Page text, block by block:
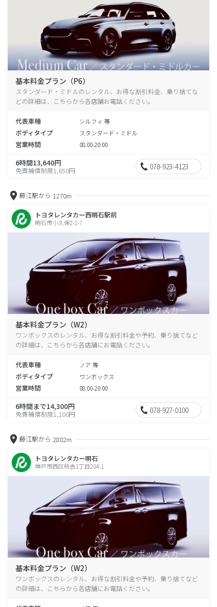
基本料金プラン（P6）
スタンダード・ミドルのレンタル、お得な割引料金、乗り捨てな
どの詳細は、こちらから各店舗お電話ください。
代表車種 シルフィ 等
ボディタイプ スタンダード・ミドル
営業時間 08:00-20:00
6時間13,640円
免責補償制度1,650円 078-923-4123
藤江駅から 1270m
トヨタレンタカー西明石駅前
明石市小久保2-2-7
基本料金プラン（W2）
ワンボックスのレンタル、お得な割引料金や予約、乗り捨てなど
の詳細は、こちらから各店舗にお電話ください。
代表車種 ノア 等
ボディタイプ ワンボックス
営業時間 08:00-20:00
6時間まで14,300円
免責補償制度1,100円 078-927-0100
藤江駅から 2802m
トヨタレンタカー明石
神戸市西区枝吉1丁目204-1
基本料金プラン（W2）
ワンボックスのレンタル、お得な割引料金や予約、乗り捨てなど
の詳細は、こちらから各店舗にお電話ください。